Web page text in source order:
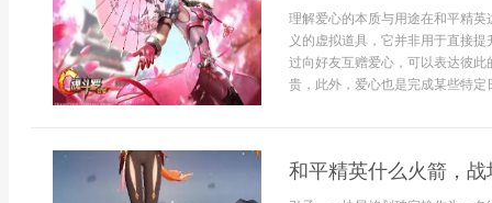
理解爱心的本质与用途在和平精
义的虚拟道具，它并非用于直接
过向好友互赠爱心，可以表达彼
贵，此外，爱心也是完成某些特定
和平精英什么火箭，